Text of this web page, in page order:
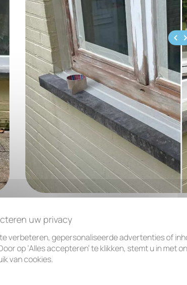
verbeteren, gepersonaliseerde advertenties of
op ‘Alles accepteren’ te klikken, stemt u in met
van cookies.
profielen: aluminium, hout of PVC. Wij